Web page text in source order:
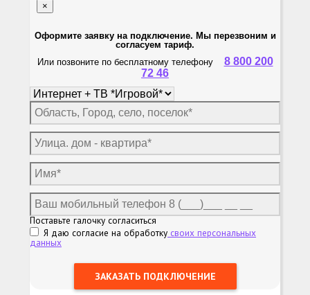
×
Оформите заявку на подключение. Мы перезвоним и
согласуем тариф.
Или позвоните по бесплатному телефону 8 800 200
72 46
Поставьте галочку согласиться
Я даю согласие на обработку своих персональных
данных